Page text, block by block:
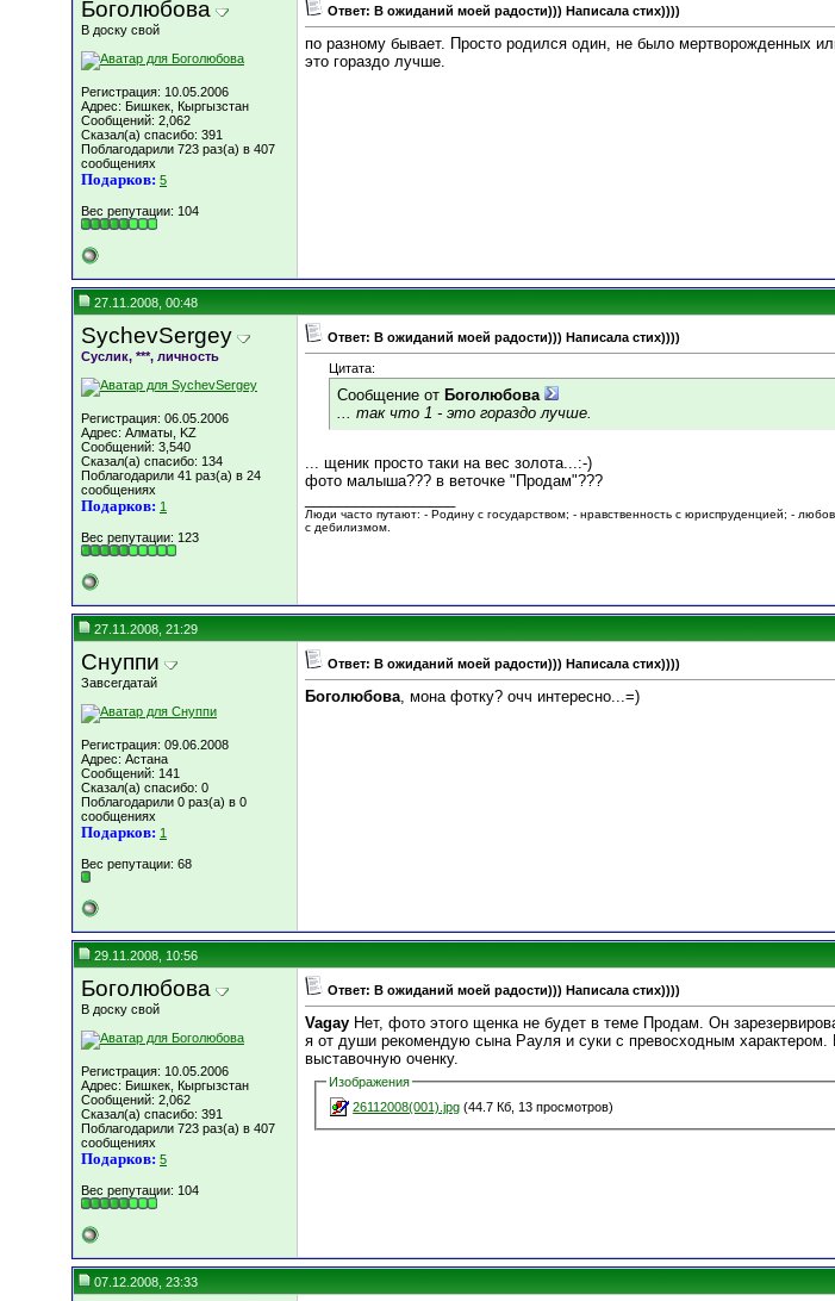
Боголюбова
В доску свой
Регистрация: 10.05.2006
Адрес: Бишкек, Кыргызстан
Сообщений: 2,062
Сказал(а) спасибо: 391
Поблагодарили 723 раз(а) в 407
сообщениях
Подарков: 5
Вес репутации: 104
Ответ: В ожиданий моей радости))) Написала стих))))
по разному бывает. Просто родился один, не было мертворожденных
это гораздо лучше.
27.11.2008, 00:48
SychevSergey
Суслик, ***, личность
Регистрация: 06.05.2006
Адрес: Алматы, KZ
Сообщений: 3,540
Сказал(а) спасибо: 134
Поблагодарили 41 раз(а) в 24
сообщениях
Подарков: 1
Вес репутации: 123
Ответ: В ожиданий моей радости))) Написала стих))))
Цитата:
Сообщение от Боголюбова
... так что 1 - это гораздо лучше.
... щеник просто таки на вес золота...:-)
фото малыша??? в веточке "Продам"???
Люди часто путают: - Родину с государством; - нравственность с юриспруденцией; -
с дебилизмом.
27.11.2008, 21:29
Снуппи
Завсегдатай
Регистрация: 09.06.2008
Адрес: Астана
Сообщений: 141
Сказал(а) спасибо: 0
Поблагодарили 0 раз(а) в 0
сообщениях
Подарков: 1
Вес репутации: 68
Ответ: В ожиданий моей радости))) Написала стих))))
Боголюбова, мона фотку? очч интересно...=)
29.11.2008, 10:56
Боголюбова
В доску свой
Регистрация: 10.05.2006
Адрес: Бишкек, Кыргызстан
Сообщений: 2,062
Сказал(а) спасибо: 391
Поблагодарили 723 раз(а) в 407
сообщениях
Подарков: 5
Вес репутации: 104
Ответ: В ожиданий моей радости))) Написала стих))))
Vagay Нет, фото этого щенка не будет в теме Продам. Он
я от души рекомендую сына Рауля и суки с превосходным
выставочную оченку.
Изображения
26112008(001).jpg (44.7 Кб, 13 просмотров)
07.12.2008, 23:33